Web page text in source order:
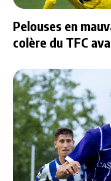
Pelouses en
colère du TFC